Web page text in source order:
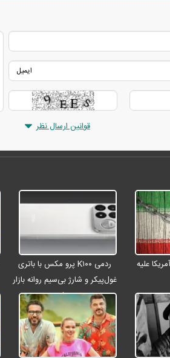
قوانین ارسال نظر
علیه
ردمی K۱۰۰ پرو مکس با باتری
غول‌پیکر و شارژ بی‌سیم روانه بازار
می‌شود